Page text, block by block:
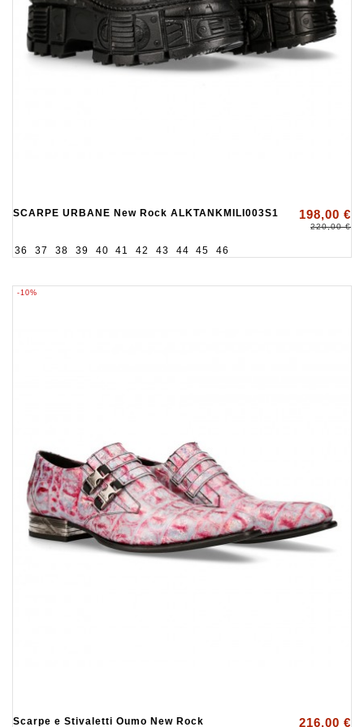
SCARPE URBANE New Rock ALKTANKMILI003S1 198,00 €
220,00 €
36 37 38 39 40 41 42 43 44 45 46
-10%
Scarpe e Stivaletti Oumo New Rock
216,00 €